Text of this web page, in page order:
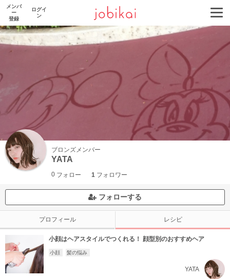
メンバ
ー
登録
ログイ
ン
ブロンズメンバー
YATA
0 フォロー 1 フォロワー
フォローする
プロフィール レシピ
小顔はヘアスタイルでつくれる！ 顔型別のおすすめヘア
小顔 髪の悩み
YATA